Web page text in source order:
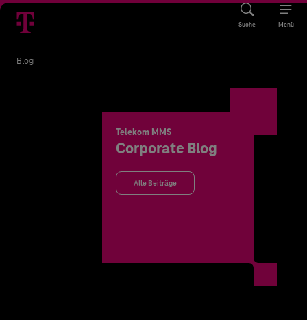
Suche Menü
Blog
Telekom MMS
Corporate Blog
Alle Beiträge